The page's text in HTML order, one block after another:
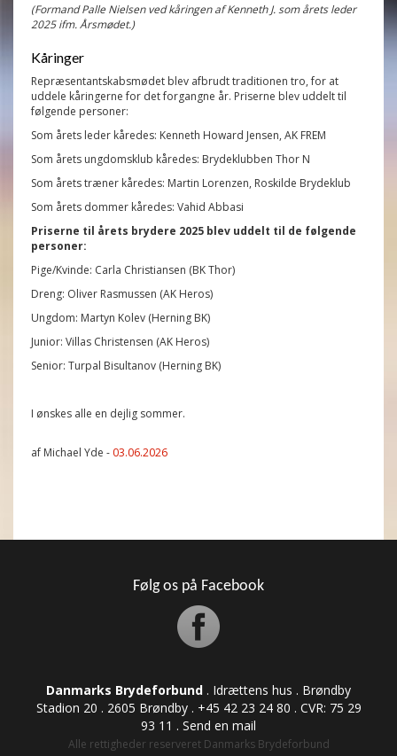
(Formand Palle Nielsen ved kåringen af Kenneth J. som årets leder
2025 ifm. Årsmødet.)
Kåringer
Repræsentantskabsmødet blev afbrudt traditionen tro, for at
uddele kåringerne for det forgangne år. Priserne blev uddelt til
følgende personer:
Som årets leder kåredes: Kenneth Howard Jensen, AK FREM
Som årets ungdomsklub kåredes: Brydeklubben Thor N
Som årets træner kåredes: Martin Lorenzen, Roskilde Brydeklub
Som årets dommer kåredes: Vahid Abbasi
Priserne til årets brydere 2025 blev uddelt til de følgende
personer:
Pige/Kvinde: Carla Christiansen (BK Thor)
Dreng: Oliver Rasmussen (AK Heros)
Ungdom: Martyn Kolev (Herning BK)
Junior: Villas Christensen (AK Heros)
Senior: Turpal Bisultanov (Herning BK)
I ønskes alle en dejlig sommer.
af Michael Yde - 03.06.2026
Følg os på Facebook
Danmarks Brydeforbund . Idrættens hus . Brøndby
Stadion 20 . 2605 Brøndby . +45 42 23 24 80 . CVR: ​​​​​​75 29
93 11 . Send en mail
Alle rettigheder reserveret Danmarks Brydeforbund